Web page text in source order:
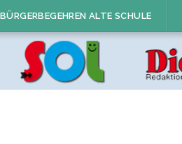
BÜRGERBEGEHREN ALTE SCHULE